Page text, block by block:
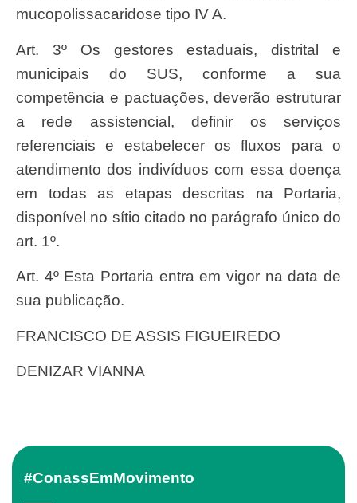
mucopolissacaridose tipo IV A.
Art. 3º Os gestores estaduais, distrital e
municipais do SUS, conforme a sua
competência e pactuações, deverão estruturar
a rede assistencial, definir os serviços
referenciais e estabelecer os fluxos para o
atendimento dos indivíduos com essa doença
em todas as etapas descritas na Portaria,
disponível no sítio citado no parágrafo único do
art. 1º.
Art. 4º Esta Portaria entra em vigor na data de
sua publicação.
FRANCISCO DE ASSIS FIGUEIREDO
DENIZAR VIANNA
#ConassEmMovimento